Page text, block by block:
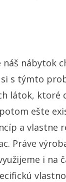
náš nábytok
s týmto
látok, ktoré
ešte
a vlastne
Práve
i na